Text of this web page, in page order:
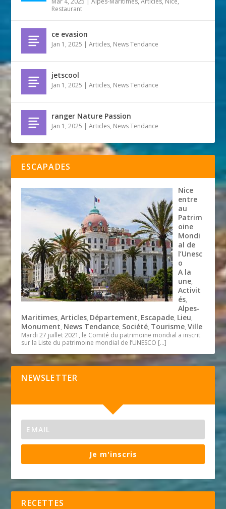
Restaurant
ce evasion
Jan 1, 2025 |Articles, News Tendance
jetscool
Jan 1, 2025 |Articles, News Tendance
ranger Nature Passion
Jan 1, 2025 |Articles, News Tendance
ESCAPADES
Nice
entre
au
Patrim
oine
Mondi
al de
l’Unesc
o
A la
une,
Activit
és,
Alpes-
Maritimes,Articles, Département, Escapade, Lieu,
Monument, News Tendance, Société, Tourisme,Ville
Mardi 27 juillet 2021, le Comité du patrimoine mondial a inscrit
sur la Liste du patrimoine mondial de l’UNESCO […]
NEWSLETTER
Je m'inscris
RECETTES